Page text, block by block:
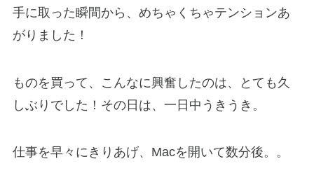
手に取った瞬間から、めちゃくちゃテンションあ
がりました！
ものを買って、こんなに興奮したのは、とても久
しぶりでした！その日は、一日中うきうき。
仕事を早々にきりあげ、Macを開いて数分後。。